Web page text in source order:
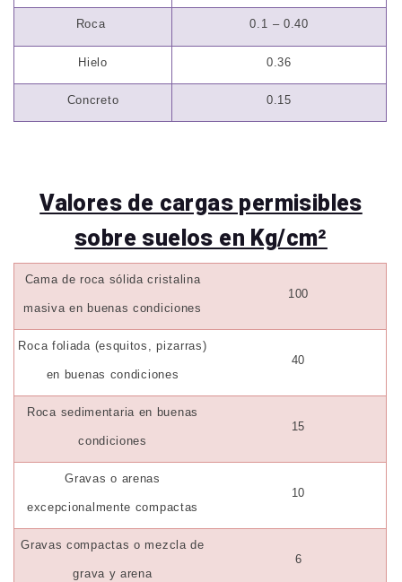
Roca 0.1 – 0.40
Hielo 0.36
Concreto 0.15
Valores de cargas permisibles
sobre suelos en Kg/cm²
Cama de roca sólida cristalina
masiva en buenas condiciones
100
Roca foliada (esquitos, pizarras)
en buenas condiciones
40
Roca sedimentaria en buenas
condiciones
15
Gravas o arenas
excepcionalmente compactas
10
Gravas compactas o mezcla de
grava y arena
6